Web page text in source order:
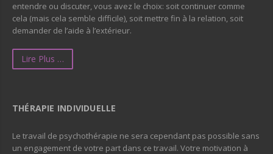
entendre ou discuter, vous avez le choix: soit continuer comme
cela (mais cela semble difficile), soit mettre fin à la relation, soit
demander de l’aide à l’extérieur.
Lire Plus …
THÉRAPIE INDIVIDUELLE
Le travail de psychothérapie ne sera cependant pas possible sans
un engagement de votre part dans ce travail. Votre motivation à